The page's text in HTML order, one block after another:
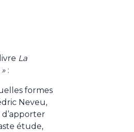
La
:
formes
Neveu,
étude,